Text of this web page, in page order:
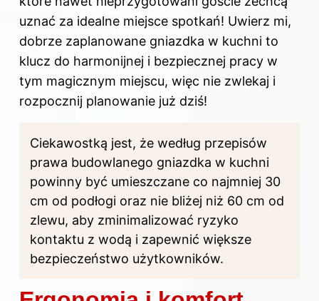
uznać za idealne miejsce spotkań! Uwierz mi,
dobrze zaplanowane gniazdka w kuchni to
klucz do harmonijnej i bezpiecznej pracy w
tym magicznym miejscu, więc nie zwlekaj i
rozpocznij planowanie już dziś!
Ciekawostką jest, że według przepisów
prawa budowlanego gniazdka w kuchni
powinny być umieszczane co najmniej 30
cm od podłogi oraz nie bliżej niż 60 cm od
zlewu, aby zminimalizować ryzyko
kontaktu z wodą i zapewnić większe
bezpieczeństwo użytkowników.